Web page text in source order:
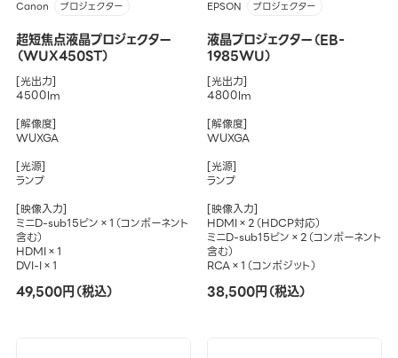
Canon プロジェクター
超短焦点液晶プロジェクター
（WUX450ST）
[光出力]
4500lm
[解像度]
WUXGA
[光源]
ランプ
[映像入力]
ミニD-sub15ピン×1（コンポーネント
含む）
HDMI×1
DVI-I×1
49,500円（税込）
EPSON プロジェクター
液晶プロジェクター（EB-
1985WU）
[光出力]
4800lm
[解像度]
WUXGA
[光源]
ランプ
[映像入力]
HDMI×2（HDCP対応）
ミニD-sub15ピン×2（コンポーネント
含む）
RCA×1（コンポジット）
38,500円（税込）